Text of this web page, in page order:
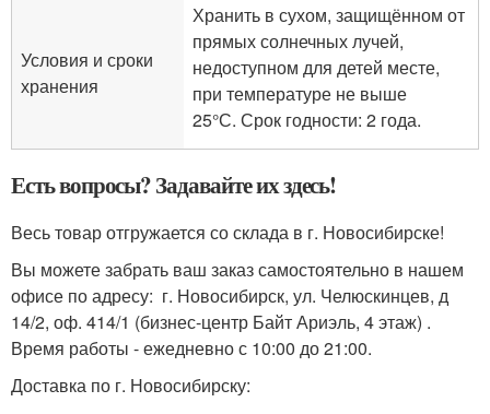
Условия и сроки
хранения
Хранить в сухом, защищённом от
прямых солнечных лучей,
недоступном для детей месте,
при температуре не выше
25°С. Срок годности: 2 года.
Есть вопросы? Задавайте их здесь!
Весь товар отгружается со склада в г. Новосибирске!
Вы можете забрать ваш заказ самостоятельно в нашем
офисе по адресу: г. Новосибирск, ул. Челюскинцев, д
14/2, оф. 414/1 (бизнес-центр Байт Ариэль, 4 этаж) .
Время работы - ежедневно с 10:00 до 21:00.
Доставка по г. Новосибирску: